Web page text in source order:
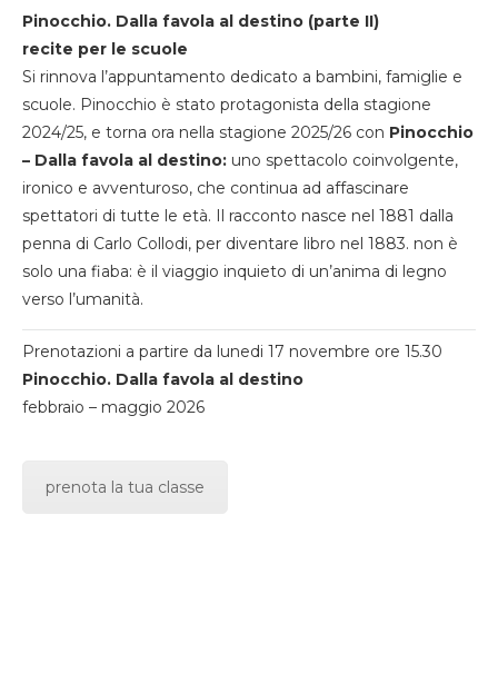
Pinocchio. Dalla favola al destino (parte II)
recite per le scuole
Si rinnova l’appuntamento dedicato a bambini, famiglie e
scuole. Pinocchio è stato protagonista della stagione
2024/25, e torna ora nella stagione 2025/26 con Pinocchio
– Dalla favola al destino: uno spettacolo coinvolgente,
ironico e avventuroso, che continua ad affascinare
spettatori di tutte le età. Il racconto nasce nel 1881 dalla
penna di Carlo Collodi, per diventare libro nel 1883. non è
solo una fiaba: è il viaggio inquieto di un’anima di legno
verso l’umanità.
Prenotazioni a partire da lunedi 17 novembre ore 15.30
Pinocchio. Dalla favola al destino
febbraio – maggio 2026
prenota la tua classe